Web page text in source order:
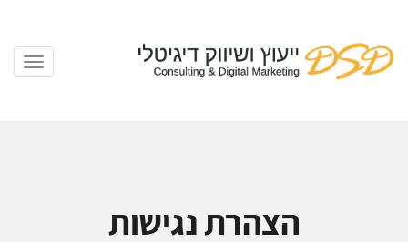
הצהרת נגישות